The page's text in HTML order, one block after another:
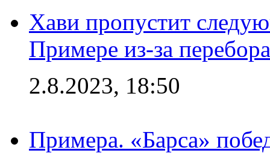
Хави пропустит
Примере из-за
2.8.2023, 18:50
Примера. «Барса»